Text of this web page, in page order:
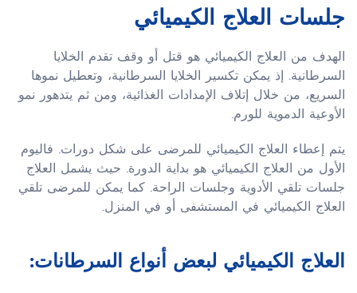
جلسات العلاج الكيميائي
الهدف من العلاج الكيميائي هو قتل أو وقف تقدم الخلايا
السرطانية. إذ يمكن تكسير الخلايا السرطانية، وتعطيل نموها
السريع، من خلال إتلاف الإمدادات الغذائية، ومن ثم يتدهور نمو
الأوعية الدموية للورم.
يتم إعطاء العلاج الكيميائي للمرضى على شكل دورات. فاليوم
الأول من العلاج الكيميائي هو بداية الدورة. حيث يشمل العلاج
جلسات تلقي الأدوية وجلسات الراحة. كما يمكن للمرضى تلقي
العلاج الكيميائي في المستشفى أو في المنزل.
العلاج الكيميائي لبعض أنواع السرطانات: